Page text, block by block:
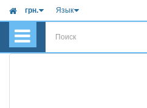
грн. Язык